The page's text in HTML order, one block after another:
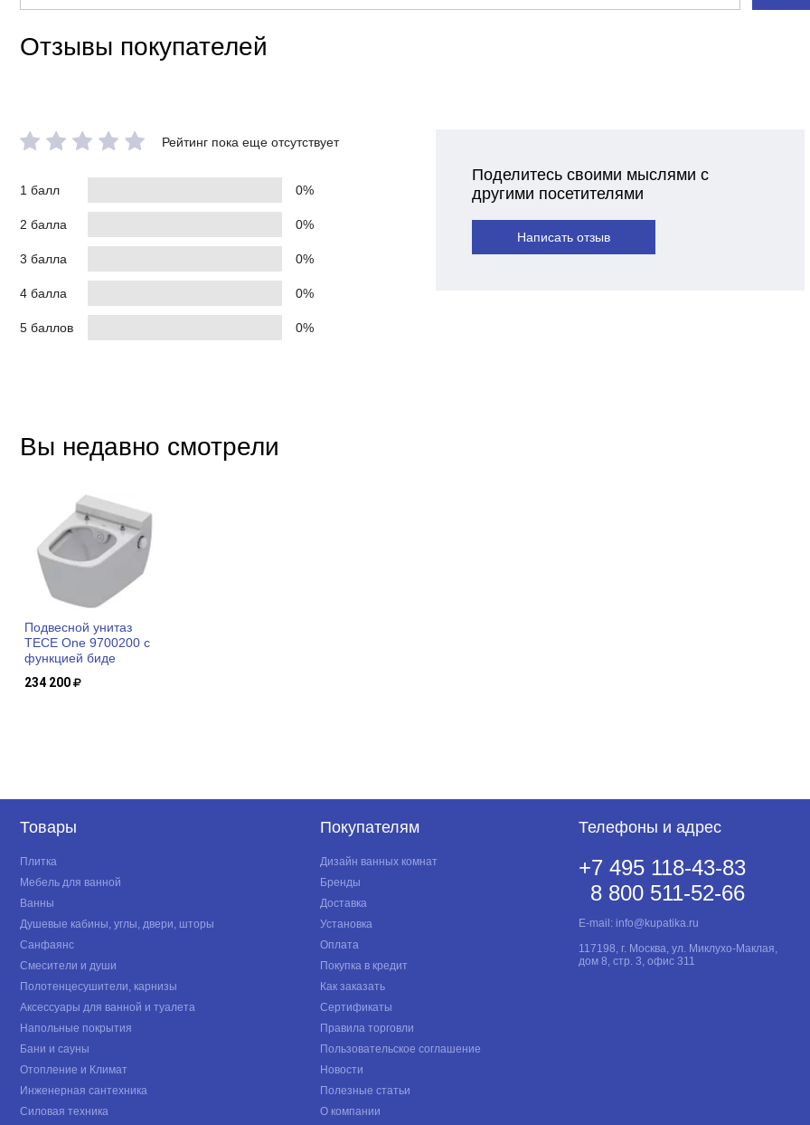
Отзывы покупателей
Рейтинг пока еще отсутствует
1 балл 0%
2 балла 0%
3 балла 0%
4 балла 0%
5 баллов 0%
Поделитесь своими мыслями с
другими посетителями
Написать отзыв
Вы недавно смотрели
Подвесной унитаз
TECE One 9700200 с
функцией биде
234 200
Товары
Плитка
Мебель для ванной
Ванны
Душевые кабины, углы, двери, шторы
Санфаянс
Смесители и души
Полотенцесушители, карнизы
Аксессуары для ванной и туалета
Напольные покрытия
Бани и сауны
Отопление и Климат
Инженерная сантехника
Силовая техника
Покупателям
Дизайн ванных комнат
Бренды
Доставка
Установка
Оплата
Покупка в кредит
Как заказать
Сертификаты
Правила торговли
Пользовательское соглашение
Новости
Полезные статьи
О компании
Телефоны и адрес
+7 495 118-43-83
8 800 511-52-66
E-mail: info@kupatika.ru
117198, г. Москва, ул. Миклухо-Маклая,
дом 8, стр. 3, офис 311